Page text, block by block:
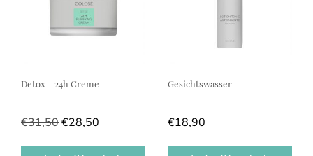
Detox – 24h Creme
€31,50€28,50
Gesichtswasser
€18,90